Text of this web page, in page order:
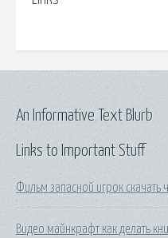
Links to Important Stuff
Фильм запасной игрок скачать
Видео майнкрафт как делать
An Informative Text Blurb